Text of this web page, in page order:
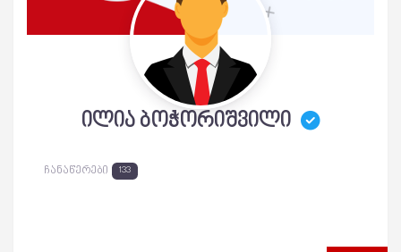
ილია ბოჭორიშვილი
ჩანაწერები 133